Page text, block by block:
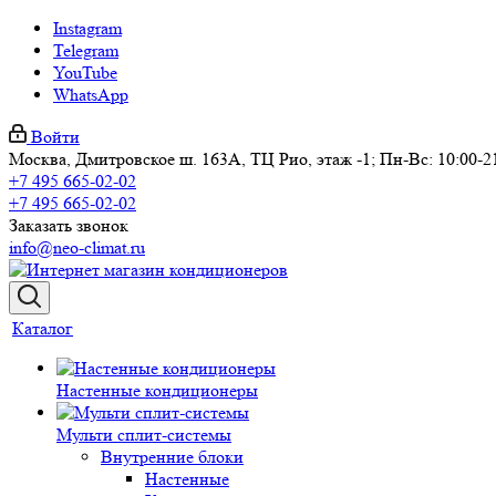
Instagram
Telegram
YouTube
WhatsApp
Войти
Москва, Дмитровское ш. 163А, ТЦ Рио, этаж -1; Пн-Вс: 10:00-
+7 495 665-02-02
+7 495 665-02-02
Заказать звонок
info@neo-climat.ru
Каталог
Настенные кондиционеры
Мульти сплит-системы
Внутренние блоки
Настенные